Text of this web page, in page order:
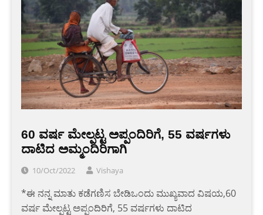
60 ವರ್ಷ ಮೇಲ್ಪಟ್ಟ ಅಪ್ಪಂದಿರಿಗೆ, 55 ವರ್ಷಗಳು
ದಾಟಿದ ಅಮ್ಮಂದಿರಿಗಾಗಿ
10/Oct/2022 Vishaya
*ಈ ನನ್ನ ಮಾತು ಕಡೆಗಣಿಸ ಬೇಡಿಒಂದು ಮುಖ್ಯವಾದ ವಿಷಯ,60
ವರ್ಷ ಮೇಲ್ಪಟ್ಟ ಅಪ್ಪಂದಿರಿಗೆ, 55 ವರ್ಷಗಳು ದಾಟಿದ